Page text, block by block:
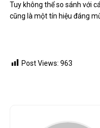
Tuy không thể so sánh với
cũng là một tín hiệu đáng
Post Views: 963